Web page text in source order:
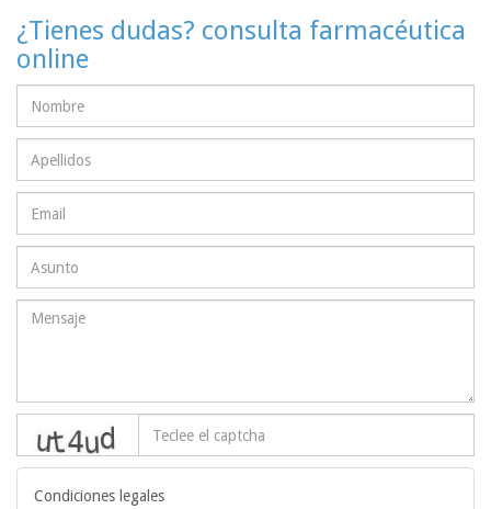
¿Tienes dudas? consulta farmacéutica
online
Condiciones legales